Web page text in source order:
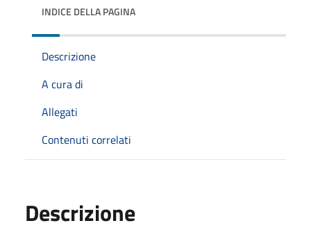
INDICE DELLA PAGINA
Descrizione
A cura di
Allegati
Contenuti correlati
Descrizione